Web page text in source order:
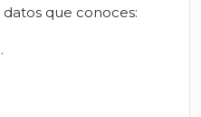
que conoces: